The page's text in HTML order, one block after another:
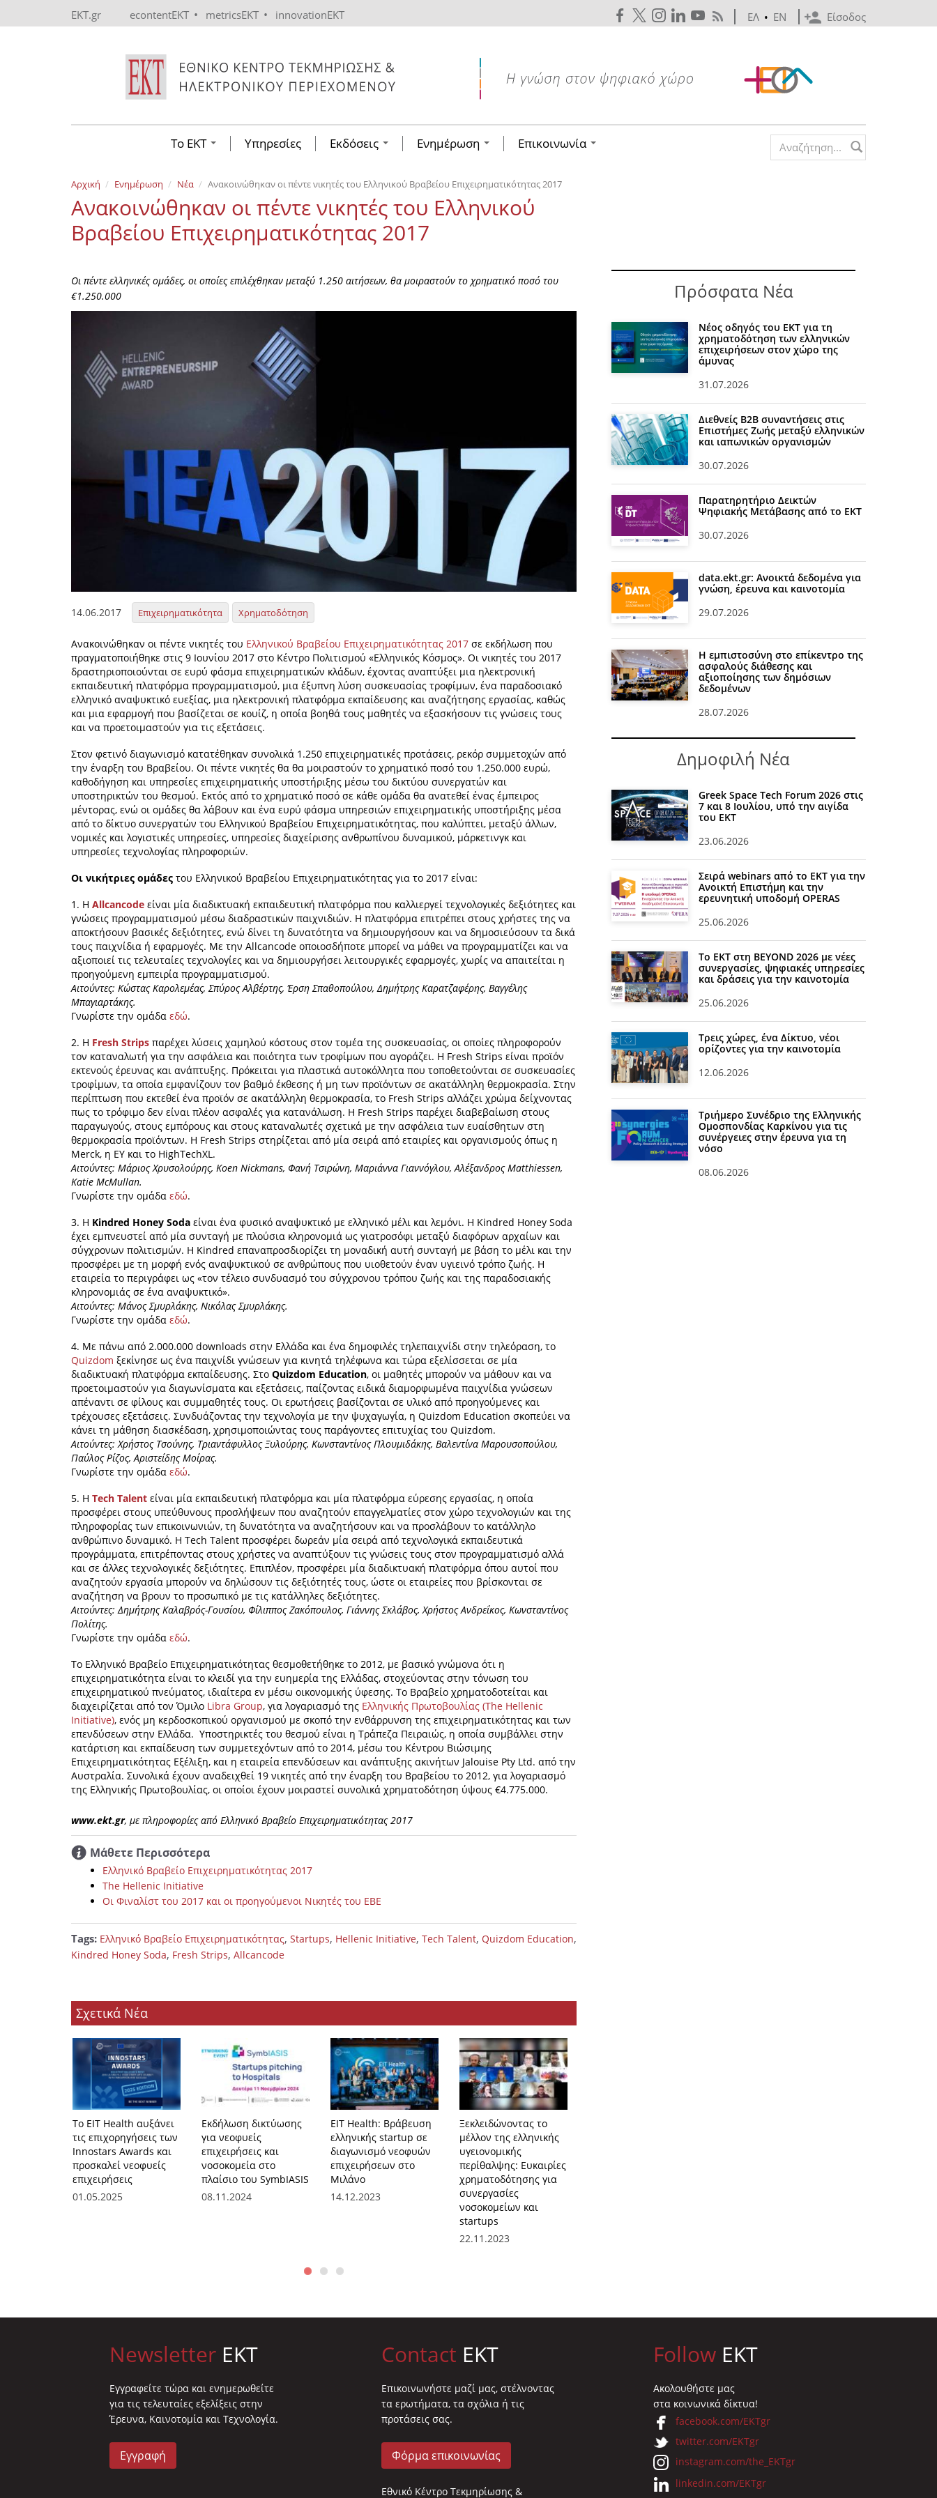
EKT.gr econtentEKT • metricsEKT • innovationEKT Είσοδος
ΕΛ • EN
Το ΕΚΤ Υπηρεσίες Εκδόσεις Ενημέρωση Επικοινωνία Search form
Αρχική Ενημέρωση Νέα Ανακοινώθηκαν οι πέντε νικητές του Ελληνικού Βραβείου Επιχειρηματικότητας 2017
Ανακοινώθηκαν οι πέντε νικητές του Ελληνικού
Βραβείου Επιχειρηματικότητας 2017
Οι πέντε ελληνικές ομάδες, οι οποίες επιλέχθηκαν μεταξύ 1.250 αιτήσεων, θα μοιραστούν το χρηματικό ποσό του
€1.250.000
14.06.2017 Επιχειρηματικότητα Χρηματοδότηση
Ανακοινώθηκαν οι πέντε νικητές του Ελληνικού Βραβείου Επιχειρηματικότητας 2017 σε εκδήλωση που
πραγματοποιήθηκε στις 9 Ιουνίου 2017 στο Κέντρο Πολιτισμού «Ελληνικός Κόσμος». Οι νικητές του 2017
δραστηριοποιούνται σε ευρύ φάσμα επιχειρηματικών κλάδων, έχοντας αναπτύξει μια ηλεκτρονική
εκπαιδευτική πλατφόρμα προγραμματισμού, μια έξυπνη λύση συσκευασίας τροφίμων, ένα παραδοσιακό
ελληνικό αναψυκτικό ευεξίας, μια ηλεκτρονική πλατφόρμα εκπαίδευσης και αναζήτησης εργασίας, καθώς
και μια εφαρμογή που βασίζεται σε κουίζ, η οποία βοηθά τους μαθητές να εξασκήσουν τις γνώσεις τους
και να προετοιμαστούν για τις εξετάσεις.
Στον φετινό διαγωνισμό κατατέθηκαν συνολικά 1.250 επιχειρηματικές προτάσεις, ρεκόρ συμμετοχών από
την έναρξη του Βραβείου. Οι πέντε νικητές θα θα μοιραστούν το χρηματικό ποσό του 1.250.000 ευρώ,
καθοδήγηση και υπηρεσίες επιχειρηματικής υποστήριξης μέσω του δικτύου συνεργατών και
υποστηρικτών του θεσμού. Εκτός από το χρηματικό ποσό σε κάθε ομάδα θα ανατεθεί ένας έμπειρος
μέντορας, ενώ οι ομάδες θα λάβουν και ένα ευρύ φάσμα υπηρεσιών επιχειρηματικής υποστήριξης μέσα
από το δίκτυο συνεργατών του Ελληνικού Βραβείου Επιχειρηματικότητας, που καλύπτει, μεταξύ άλλων,
νομικές και λογιστικές υπηρεσίες, υπηρεσίες διαχείρισης ανθρωπίνου δυναμικού, μάρκετινγκ και
υπηρεσίες τεχνολογίας πληροφοριών.
Οι νικήτριες ομάδες του Ελληνικού Βραβείου Επιχειρηματικότητας για το 2017 είναι:
1. Η Allcancode είναι μία διαδικτυακή εκπαιδευτική πλατφόρμα που καλλιεργεί τεχνολογικές δεξιότητες και
γνώσεις προγραμματισμού μέσω διαδραστικών παιχνιδιών. Η πλατφόρμα επιτρέπει στους χρήστες της να
αποκτήσουν βασικές δεξιότητες, ενώ δίνει τη δυνατότητα να δημιουργήσουν και να δημοσιεύσουν τα δικά
τους παιχνίδια ή εφαρμογές. Με την Allcancode οποιοσδήποτε μπορεί να μάθει να προγραμματίζει και να
αξιοποιεί τις τελευταίες τεχνολογίες και να δημιουργήσει λειτουργικές εφαρμογές, χωρίς να απαιτείται η
προηγούμενη εμπειρία προγραμματισμού.
Αιτούντες: Κώστας Καρολεμέας, Σπύρος Αλβέρτης, Έρση Σπαθοπούλου, Δημήτρης Καρατζαφέρης, Βαγγέλης
Μπαγιαρτάκης.
Γνωρίστε την ομάδα εδώ.
2. Η Fresh Strips παρέχει λύσεις χαμηλού κόστους στον τομέα της συσκευασίας, οι οποίες πληροφορούν
τον καταναλωτή για την ασφάλεια και ποιότητα των τροφίμων που αγοράζει. Η Fresh Strips είναι προϊόν
εκτενούς έρευνας και ανάπτυξης. Πρόκειται για πλαστικά αυτοκόλλητα που τοποθετούνται σε συσκευασίες
τροφίμων, τα οποία εμφανίζουν τον βαθμό έκθεσης ή μη των προϊόντων σε ακατάλληλη θερμοκρασία. Στην
περίπτωση που εκτεθεί ένα προϊόν σε ακατάλληλη θερμοκρασία, το Fresh Strips αλλάζει χρώμα δείχνοντας
πως το τρόφιμο δεν είναι πλέον ασφαλές για κατανάλωση. Η Fresh Strips παρέχει διαβεβαίωση στους
παραγωγούς, στους εμπόρους και στους καταναλωτές σχετικά με την ασφάλεια των ευαίσθητων στη
θερμοκρασία προϊόντων. Η Fresh Strips στηρίζεται από μία σειρά από εταιρίες και οργανισμούς όπως η
Merck, η EY και το HighTechXL.
Αιτούντες: Μάριος Χρυσολούρης, Koen Nickmans, Φανή Τσιρώνη, Μαριάννα Γιαννόγλου, Αλέξανδρος Matthiessen,
Katie McMullan.
Γνωρίστε την ομάδα εδώ.
3. H Kindred Honey Soda είναι ένα φυσικό αναψυκτικό με ελληνικό μέλι και λεμόνι. H Kindred Honey Soda
έχει εμπνευστεί από μία συνταγή με πλούσια κληρονομιά ως γιατροσόφι μεταξύ διαφόρων αρχαίων και
σύγχρονων πολιτισμών. Η Kindred επαναπροσδιορίζει τη μοναδική αυτή συνταγή με βάση το μέλι και την
προσφέρει με τη μορφή ενός αναψυκτικού σε ανθρώπους που υιοθετούν έναν υγιεινό τρόπο ζωής. Η
εταιρεία το περιγράφει ως «τον τέλειο συνδυασμό του σύγχρονου τρόπου ζωής και της παραδοσιακής
κληρονομιάς σε ένα αναψυκτικό».
Αιτούντες: Μάνος Σμυρλάκης, Νικόλας Σμυρλάκης.
Γνωρίστε την ομάδα εδώ.
4. Με πάνω από 2.000.000 downloads στην Ελλάδα και ένα δημοφιλές τηλεπαιχνίδι στην τηλεόραση, το
Quizdom ξεκίνησε ως ένα παιχνίδι γνώσεων για κινητά τηλέφωνα και τώρα εξελίσσεται σε μία
διαδικτυακή πλατφόρμα εκπαίδευσης. Στο Quizdom Education, οι μαθητές μπορούν να μάθουν και να
προετοιμαστούν για διαγωνίσματα και εξετάσεις, παίζοντας ειδικά διαμορφωμένα παιχνίδια γνώσεων
απέναντι σε φίλους και συμμαθητές τους. Οι ερωτήσεις βασίζονται σε υλικό από προηγούμενες και
τρέχουσες εξετάσεις. Συνδυάζοντας την τεχνολογία με την ψυχαγωγία, η Quizdom Education σκοπεύει να
κάνει τη μάθηση διασκέδαση, χρησιμοποιώντας τους παράγοντες επιτυχίας του Quizdom.
Αιτούντες: Χρήστος Τσούνης, Τριαντάφυλλος Ξυλούρης, Κωνσταντίνος Πλουμιδάκης, Βαλεντίνα Μαρουσοπούλου,
Παύλος Ρίζος, Αριστείδης Μοίρας.
Γνωρίστε την ομάδα εδώ.
5. Η Tech Talent είναι μία εκπαιδευτική πλατφόρμα και μία πλατφόρμα εύρεσης εργασίας, η οποία
προσφέρει στους υπεύθυνους προσλήψεων που αναζητούν επαγγελματίες στον χώρο τεχνολογιών και της
πληροφορίας των επικοινωνιών, τη δυνατότητα να αναζητήσουν και να προσλάβουν το κατάλληλο
ανθρώπινο δυναμικό. Η Tech Talent προσφέρει δωρεάν μία σειρά από τεχνολογικά εκπαιδευτικά
προγράμματα, επιτρέποντας στους χρήστες να αναπτύξουν τις γνώσεις τους στον προγραμματισμό αλλά
και σε άλλες τεχνολογικές δεξιότητες. Επιπλέον, προσφέρει μία διαδικτυακή πλατφόρμα όπου αυτοί που
αναζητούν εργασία μπορούν να δηλώσουν τις δεξιότητές τους, ώστε οι εταιρείες που βρίσκονται σε
αναζήτηση να βρουν το προσωπικό με τις κατάλληλες δεξιότητες.
Αιτούντες: Δημήτρης Καλαβρός-Γουσίου, Φίλιππος Ζακόπουλος, Γιάννης Σκλάβος, Χρήστος Ανδρεΐκος, Κωνσταντίνος
Πολίτης.
Γνωρίστε την ομάδα εδώ.
Το Ελληνικό Βραβείο Επιχειρηματικότητας θεσμοθετήθηκε το 2012, με βασικό γνώμονα ότι η
επιχειρηματικότητα είναι το κλειδί για την ευημερία της Ελλάδας, στοχεύοντας στην τόνωση του
επιχειρηματικού πνεύματος, ιδιαίτερα εν μέσω οικονομικής ύφεσης. Το Βραβείο χρηματοδοτείται και
διαχειρίζεται από τον Όμιλο Libra Group, για λογαριασμό της Ελληνικής Πρωτοβουλίας (The Ηellenic
Initiative), ενός μη κερδοσκοπικού οργανισμού με σκοπό την ενθάρρυνση της επιχειρηματικότητας και των
επενδύσεων στην Ελλάδα. Υποστηρικτές του θεσμού είναι η Τράπεζα Πειραιώς, η οποία συμβάλλει στην
κατάρτιση και εκπαίδευση των συμμετεχόντων από το 2014, μέσω του Κέντρου Βιώσιμης
Επιχειρηματικότητας Εξέλιξη, και η εταιρεία επενδύσεων και ανάπτυξης ακινήτων Jalouise Pty Ltd. από την
Αυστραλία. Συνολικά έχουν αναδειχθεί 19 νικητές από την έναρξη του Βραβείου το 2012, για λογαριασμό
της Ελληνικής Πρωτοβουλίας, οι οποίοι έχουν μοιραστεί συνολικά χρηματοδότηση ύψους €4.775.000.
www.ekt.gr, με πληροφορίες από Ελληνικό Βραβείο Επιχειρηματικότητας 2017
Μάθετε Περισσότερα
Ελληνικό Βραβείο Επιχειρηματικότητας 2017
The Hellenic Initiative
Οι Φιναλίστ του 2017 και οι προηγούμενοι Νικητές του ΕΒΕ
Tags: Ελληνικό Βραβείο Επιχειρηματικότητας, Startups, Hellenic Initiative, Tech Talent, Quizdom Education,
Kindred Honey Soda, Fresh Strips, Allcancode
Σχετικά Νέα
Το EIT Health αυξάνει
τις επιχορηγήσεις των
Innostars Awards και
προσκαλεί νεοφυείς
επιχειρήσεις
01.05.2025
Εκδήλωση δικτύωσης
για νεοφυείς
επιχειρήσεις και
νοσοκομεία στο
πλαίσιο του SymbIASIS
08.11.2024
EIT Health: Βράβευση
ελληνικής startup σε
διαγωνισμό νεοφυών
επιχειρήσεων στο
Μιλάνο
14.12.2023
Ξεκλειδώνοντας το
μέλλον της ελληνικής
υγειονομικής
περίθαλψης: Ευκαιρίες
χρηματοδότησης για
συνεργασίες
νοσοκομείων και
startups
22.11.2023
Πρόσφατα Νέα
Νέος οδηγός του ΕΚΤ για τη
χρηματοδότηση των ελληνικών
επιχειρήσεων στον χώρο της
άμυνας
31.07.2026
Διεθνείς Β2Β συναντήσεις στις
Επιστήμες Ζωής μεταξύ ελληνικών
και ιαπωνικών οργανισμών
30.07.2026
Παρατηρητήριο Δεικτών
Ψηφιακής Μετάβασης από το ΕΚΤ
30.07.2026
data.ekt.gr: Ανοικτά δεδομένα για
γνώση, έρευνα και καινοτομία
29.07.2026
Η εμπιστοσύνη στο επίκεντρο της
ασφαλούς διάθεσης και
αξιοποίησης των δημόσιων
δεδομένων
28.07.2026
Δημοφιλή Νέα
Greek Space Tech Forum 2026 στις
7 και 8 Ιουλίου, υπό την αιγίδα
του ΕΚΤ
23.06.2026
Σειρά webinars από το ΕΚΤ για την
Ανοικτή Επιστήμη και την
ερευνητική υποδομή OPERAS
25.06.2026
Το ΕΚΤ στη BEYOND 2026 με νέες
συνεργασίες, ψηφιακές υπηρεσίες
και δράσεις για την καινοτομία
25.06.2026
Τρεις χώρες, ένα Δίκτυο, νέοι
ορίζοντες για την καινοτομία
12.06.2026
Τριήμερο Συνέδριο της Ελληνικής
Ομοσπονδίας Καρκίνου για τις
συνέργειες στην έρευνα για τη
νόσο
08.06.2026
Newsletter EKT
Eγγραφείτε τώρα και ενημερωθείτε
για τις τελευταίες εξελίξεις στην
Έρευνα, Καινοτομία και Τεχνολογία.
Εγγραφή
Contact EKT
Επικοινωνήστε μαζί μας, στέλνοντας
τα ερωτήματα, τα σχόλια ή τις
προτάσεις σας.
Φόρμα επικοινωνίας
Εθνικό Κέντρο Τεκμηρίωσης &
Follow EKT
Ακολουθήστε μας
στα κοινωνικά δίκτυα!
facebook.com/EKTgr
twitter.com/EKTgr
instagram.com/the_EKTgr
linkedin.com/EKTgr